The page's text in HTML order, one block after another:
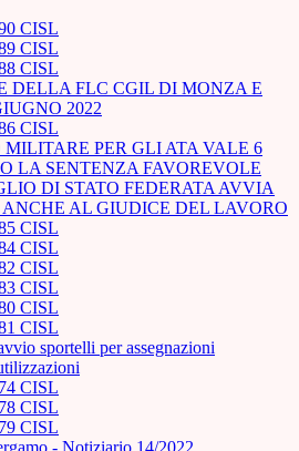
CISL
CISL
CISL
DELLA FLC CGIL DI MONZA E
2022
CISL
MILITARE PER GLI ATA VALE 6
LA SENTENZA FAVOREVOLE
DI STATO FEDERATA AVVIA
ANCHE AL GIUDICE DEL LAVORO
CISL
CISL
CISL
CISL
CISL
CISL
sportelli per assegnazioni
CISL
CISL
CISL